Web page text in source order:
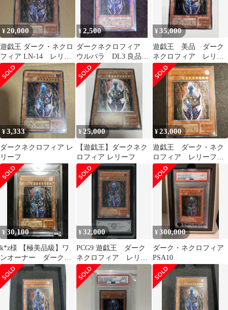
¥20,000
遊戯王 ダーク・ネクロ
フィア LN-14 レリー
フ アルティメットレ
ア
¥2,500
ダークネクロフィア
ウルパラ DL3 良品〜
美品
¥35,000
遊戯王 美品 ダーク
ネクロフィア レリー
フ アルティメットレ
ア
¥3,333
ダークネクロフィア レ
リーフ
¥ 25,000
【遊戯王】ダークネク
ロフィア レリーフ
¥23,000
遊戯王 ダーク・ネク
ロフィア レリーフ
アルティメットレア
¥30,100
k*z様 【極美品級】ワ
ンオーナー ダークネ
クロフィア レリー
フ 遊戯王カード
¥32,000
PCG9 遊戯王 ダーク
ネクロフィア レリー
フ
¥300,000
ダーク・ネクロフィア
PSA10